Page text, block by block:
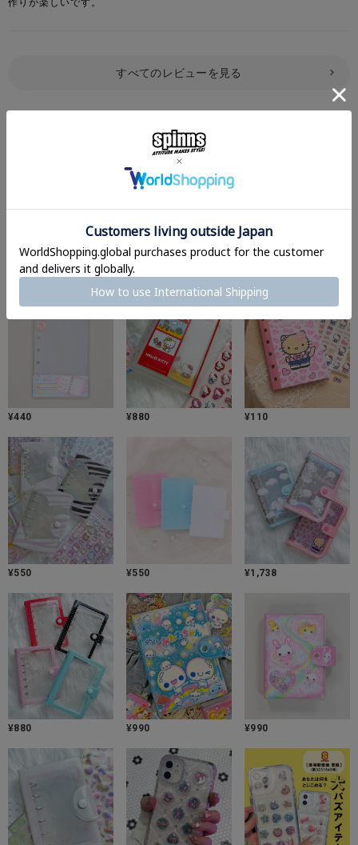
作りが楽しいです。
すべてのレビューを見る
レビューを書いて感想をシェア
Set Suggestion
シール買うならこれもマスト。
シル活、もっと楽しめる♪
¥440 ¥880 ¥110
¥550 ¥550 ¥1,738
¥880 ¥990 ¥990